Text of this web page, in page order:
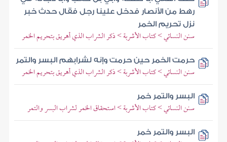
رهط من الأنصار فدخل علينا رجل فقال حدث خبر
نزل تحريم الخمر
سنن النسائي > كتاب الأشربة > ذكر الشراب الذي أهريق بتحريم الخمر
حرمت الخمر حين حرمت وإنه لشرابهم البسر والتمر
سنن النسائي > كتاب الأشربة > ذكر الشراب الذي أهريق بتحريم الخمر
البسر والتمر خمر
سنن النسائي > كتاب الأشربة > استحقاق الخمر لشراب البسر والتمر
البسر والتمر خمر